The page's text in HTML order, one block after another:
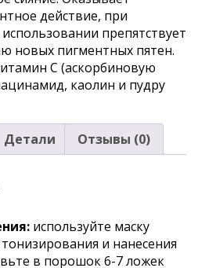
действие, при
препятствует
новых пигментных пятен.
C (аскорбиновую
каолин и пудру
Детали Отзывы (0)
используйте маску
и нанесения
в порошок 6-7 ложек